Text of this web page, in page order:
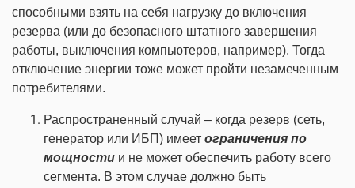
способными взять на себя нагрузку до включения
резерва (или до безопасного штатного завершения
работы, выключения компьютеров, например). Тогда
отключение энергии тоже может пройти незамеченным
потребителями.
Распространенный случай – когда резерв (сеть,
генератор или ИБП) имеет ограничения по
мощности и не может обеспечить работу всего
сегмента. В этом случае должно быть